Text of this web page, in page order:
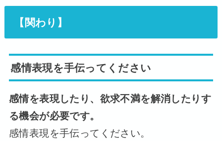
【関わり】
感情表現を手伝ってください
感情を表現したり、欲求不満を解消したりす
る機会が必要です。
感情表現を手伝ってください。